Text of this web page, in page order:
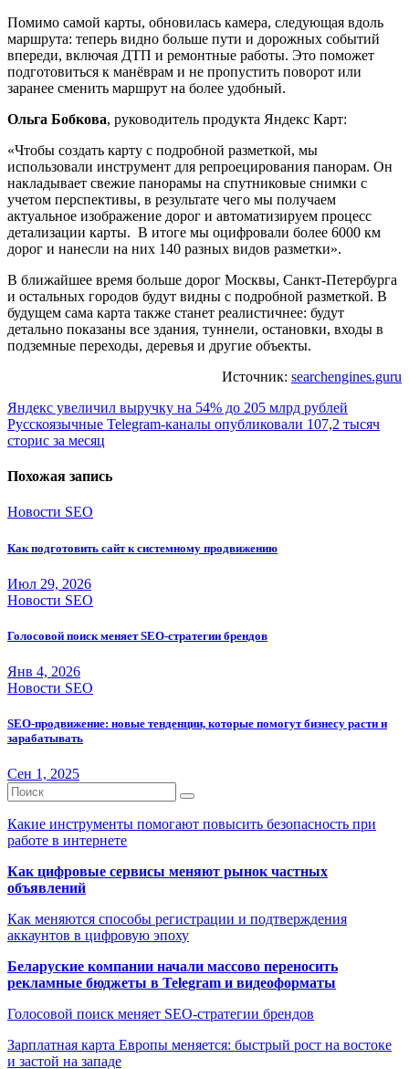
Помимо самой карты, обновилась камера, следующая вдоль
маршрута: теперь видно больше пути и дорожных событий
впереди, включая ДТП и ремонтные работы. Это поможет
подготовиться к манёврам и не пропустить поворот или
заранее сменить маршрут на более удобный.
Ольга Бобкова, руководитель продукта Яндекс Карт:
«Чтобы создать карту с подробной разметкой, мы
использовали инструмент для репроецирования панорам. Он
накладывает свежие панорамы на спутниковые снимки с
учетом перспективы, в результате чего мы получаем
актуальное изображение дорог и автоматизируем процесс
детализации карты. В итоге мы оцифровали более 6000 км
дорог и нанесли на них 140 разных видов разметки».
В ближайшее время больше дорог Москвы, Санкт-Петербурга
и остальных городов будут видны с подробной разметкой. В
будущем сама карта также станет реалистичнее: будут
детально показаны все здания, туннели, остановки, входы в
подземные переходы, деревья и другие объекты.
Источник: searchengines.guru
Навигация
по
Яндекс увеличил выручку на 54% до 205 млрд рублей
Русскоязычные Telegram-каналы опубликовали 107,2 тысяч
сторис за месяц
Похожая запись
Новости SEO
Как подготовить сайт к системному продвижению
Июл 29, 2026
Новости SEO
Голосовой поиск меняет SEO-стратегии брендов
Янв 4, 2026
Новости SEO
SEO-продвижение: новые тенденции, которые помогут бизнесу расти и
зарабатывать
Сен 1, 2025
Какие инструменты помогают повысить безопасность при
работе в интернете
Как цифровые сервисы меняют рынок частных
объявлений
Как меняются способы регистрации и подтверждения
аккаунтов в цифровую эпоху
Беларуские компании начали массово переносить
рекламные бюджеты в Telegram и видеоформаты
Голосовой поиск меняет SEO-стратегии брендов
Зарплатная карта Европы меняется: быстрый рост на востоке
и застой на западе